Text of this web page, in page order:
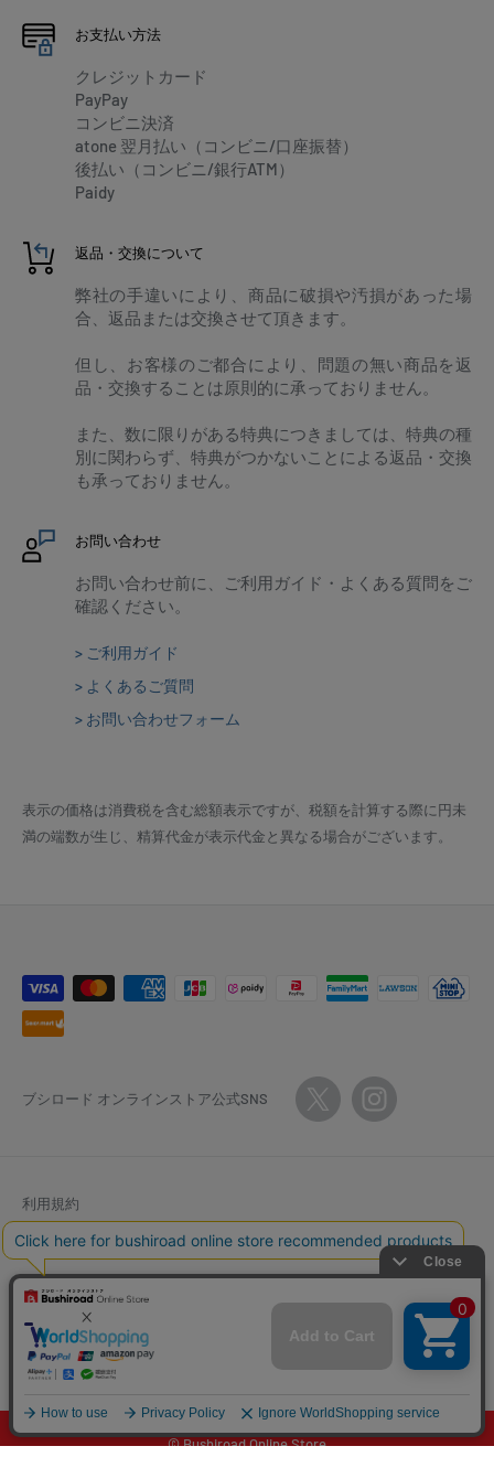
お支払い方法
クレジットカード
PayPay
コンビニ決済
atone 翌月払い（コンビニ/口座振替）
後払い（コンビニ/銀行ATM）
Paidy
返品・交換について
弊社の手違いにより、商品に破損や汚損があった場
合、返品または交換させて頂きます。
但し、お客様のご都合により、問題の無い商品を返
品・交換することは原則的に承っておりません。
また、数に限りがある特典につきましては、特典の種
別に関わらず、特典がつかないことによる返品・交換
も承っておりません。
お問い合わせ
お問い合わせ前に、ご利用ガイド・よくある質問をご
確認ください。
> ご利用ガイド
> よくあるご質問
> お問い合わせフォーム
表示の価格は消費税を含む総額表示ですが、税額を計算する際に円未
満の端数が生じ、精算代金が表示代金と異なる場合がございます。
ブシロード オンラインストア公式SNS
利用規約
ポイント利用規約
特定商取引法に基づく表記
返金ポリシー
個人情報保護方針
© Bushiroad Online Store